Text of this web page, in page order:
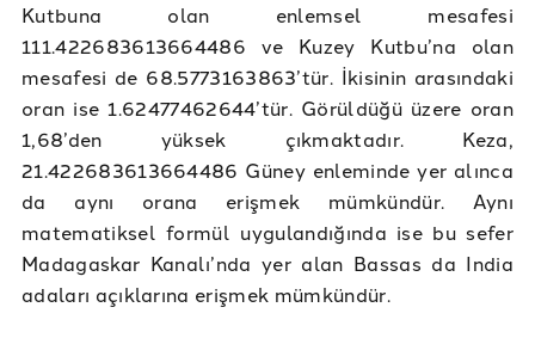
Kutbuna olan enlemsel mesafesi
111.422683613664486 ve Kuzey Kutbu’na olan
mesafesi de 68.5773163863’tür. İkisinin arasındaki
oran ise 1.62477462644’tür. Görüldüğü üzere oran
1,68’den yüksek çıkmaktadır. Keza,
21.422683613664486 Güney enleminde yer alınca
da aynı orana erişmek mümkündür. Aynı
matematiksel formül uygulandığında ise bu sefer
Madagaskar Kanalı’nda yer alan Bassas da India
adaları açıklarına erişmek mümkündür.